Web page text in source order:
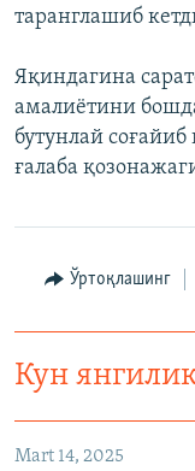
таранглашиб
Яқиндагина
амалиётини
бутунлай
ғалаба
Ўртоқлашинг
Кун
Mart 14, 2025